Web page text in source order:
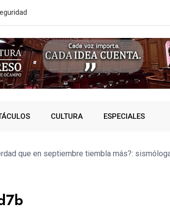
CULTURA ESPECIALES
que en septiembre tiembla más?: